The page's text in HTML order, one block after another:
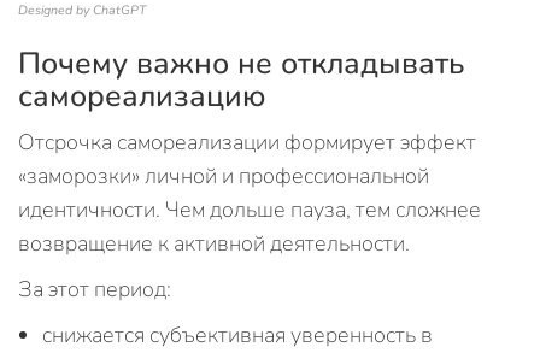
Designed by ChatGPT
Почему важно не откладывать
самореализацию
Отсрочка самореализации формирует эффект
«заморозки» личной и профессиональной
идентичности. Чем дольше пауза, тем сложнее
возвращение к активной деятельности.
За этот период:
снижается субъективная уверенность в